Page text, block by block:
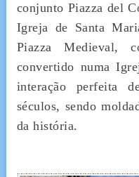
conjunto Piazza del
Igreja de Santa
Piazza Medieval,
convertido numa
interação perfeita
séculos, sendo
da história.